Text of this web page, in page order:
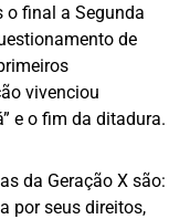
o final a Segunda
de
vivenciou
e o fim da ditadura.
da Geração X são:
por seus direitos,